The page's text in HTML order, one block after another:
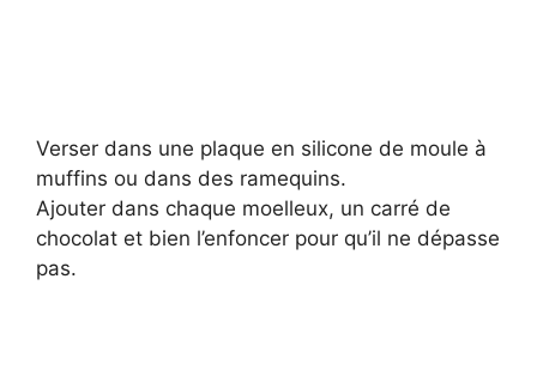
Verser dans une plaque en silicone de moule à
muffins ou dans des ramequins.
Ajouter dans chaque moelleux, un carré de
chocolat et bien l’enfoncer pour qu’il ne dépasse
pas.